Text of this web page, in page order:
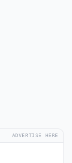
ADVERTISE HERE